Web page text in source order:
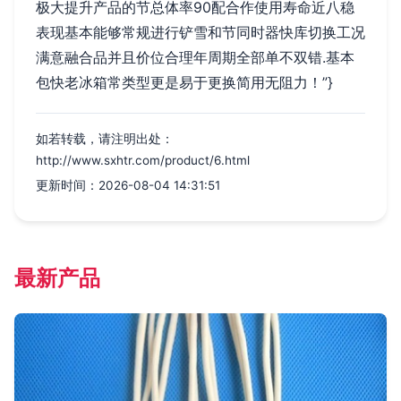
极大提升产品的节总体率90配合作使用寿命近八稳
表现基本能够常规进行铲雪和节同时器快库切换工况
满意融合品并且价位合理年周期全部单不双错.基本
包快老冰箱常类型更是易于更换简用无阻力！”}
如若转载，请注明出处：
http://www.sxhtr.com/product/6.html
更新时间：2026-08-04 14:31:51
最新产品